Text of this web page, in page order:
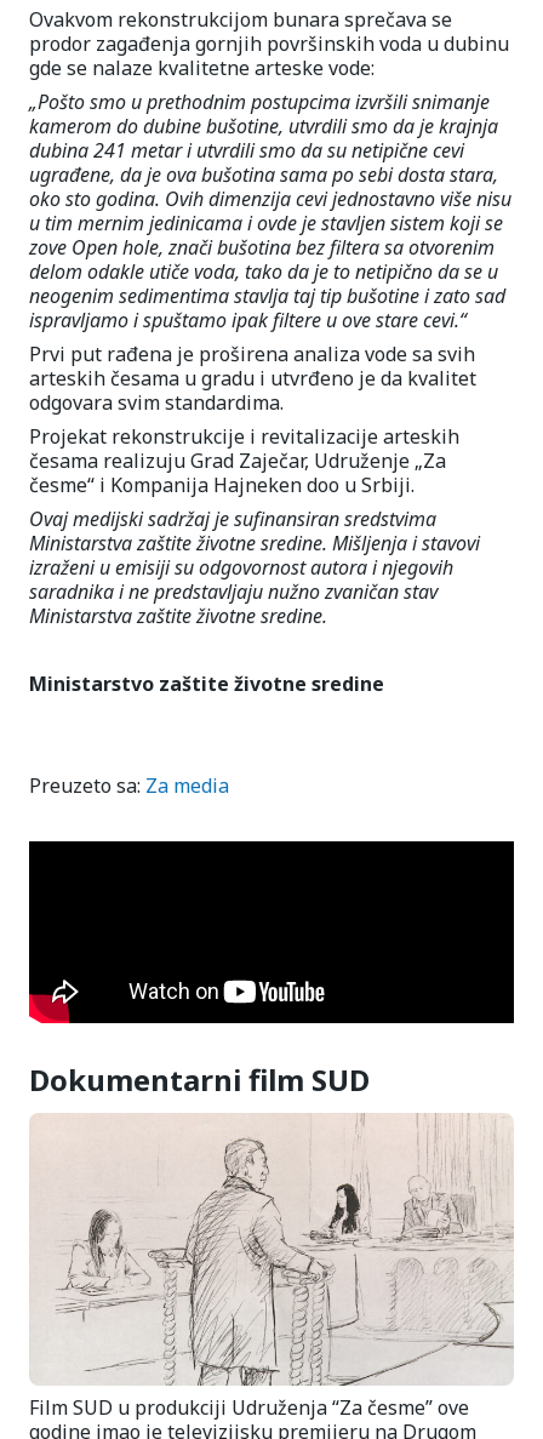
Ovakvom rekonstrukcijom bunara sprečava se
prodor zagađenja gornjih površinskih voda u dubinu
gde se nalaze kvalitetne arteske vode:
„Pošto smo u prethodnim postupcima izvršili snimanje
kamerom do dubine bušotine, utvrdili smo da je krajnja
dubina 241 metar i utvrdili smo da su netipične cevi
ugrađene, da je ova bušotina sama po sebi dosta stara,
oko sto godina. Ovih dimenzija cevi jednostavno više nisu
u tim mernim jedinicama i ovde je stavljen sistem koji se
zove Open hole, znači bušotina bez filtera sa otvorenim
delom odakle utiče voda, tako da je to netipično da se u
neogenim sedimentima stavlja taj tip bušotine i zato sad
ispravljamo i spuštamo ipak filtere u ove stare cevi.“
Prvi put rađena je proširena analiza vode sa svih
arteskih česama u gradu i utvrđeno je da kvalitet
odgovara svim standardima.
Projekat rekonstrukcije i revitalizacije arteskih
česama realizuju Grad Zaječar, Udruženje „Za
česme“ i Kompanija Hajneken doo u Srbiji.
Ovaj medijski sadržaj je sufinansiran sredstvima
Ministarstva zaštite životne sredine. Mišljenja i stavovi
izraženi u emisiji su odgovornost autora i njegovih
saradnika i ne predstavljaju nužno zvaničan stav
Ministarstva zaštite životne sredine.
Ministarstvo zaštite životne sredine
Preuzeto sa: Za media
Dokumentarni film SUD
Film SUD u produkciji Udruženja “Za česme” ove
godine imao je televizijsku premijeru na Drugom